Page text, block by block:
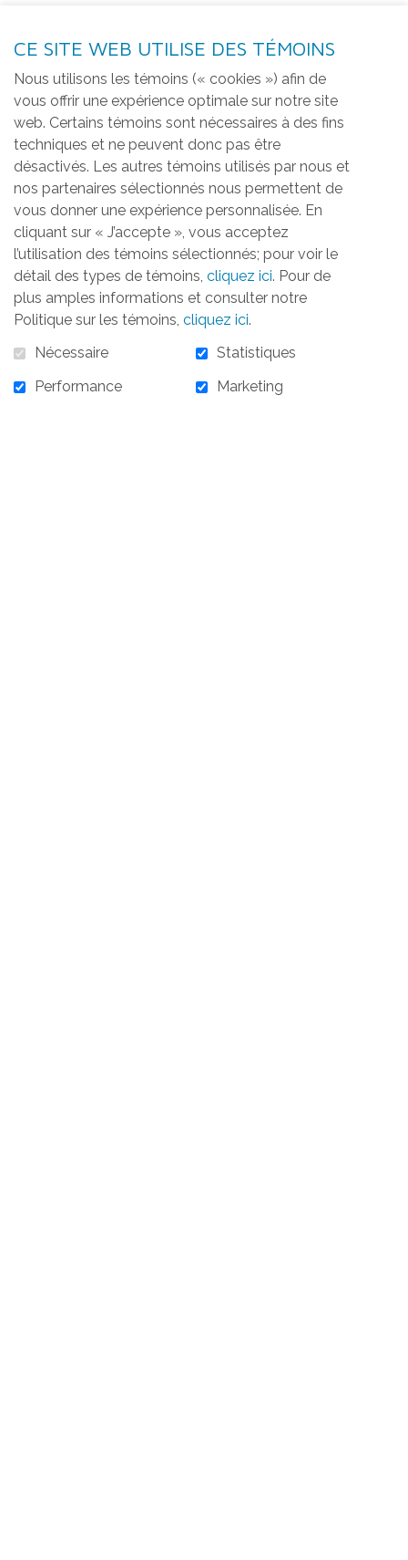
Aménagement paysagé de la cour
CE SITE WEB UTILISE DES TÉMOINS
Nous utilisons les témoins (« cookies ») afin de
vous offrir une expérience optimale sur notre site
web. Certains témoins sont nécessaires à des fins
techniques et ne peuvent donc pas être
désactivés. Les autres témoins utilisés par nous et
nos partenaires sélectionnés nous permettent de
vous donner une expérience personnalisée. En
cliquant sur « J’accepte », vous acceptez
l’utilisation des témoins sélectionnés; pour voir le
détail des types de témoins, cliquez ici. Pour de
plus amples informations et consulter notre
Politique sur les témoins, cliquez ici.
Nécessaire
Statistiques
Performance
Marketing